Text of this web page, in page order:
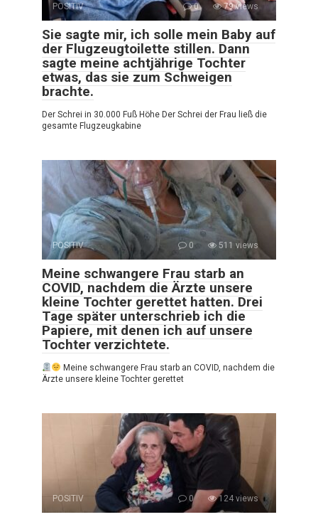
POSITIV 0 79 views
Sie sagte mir, ich solle mein Baby auf
der Flugzeugtoilette stillen. Dann
sagte meine achtjährige Tochter
etwas, das sie zum Schweigen
brachte.
Der Schrei in 30.000 Fuß Höhe Der Schrei der Frau ließ die
gesamte Flugzeugkabine
POSITIV 0 511 views
Meine schwangere Frau starb an
COVID, nachdem die Ärzte unsere
kleine Tochter gerettet hatten. Drei
Tage später unterschrieb ich die
Papiere, mit denen ich auf unsere
Tochter verzichtete.
Meine schwangere Frau starb an COVID, nachdem die
Ärzte unsere kleine Tochter gerettet
POSITIV 0 124 views